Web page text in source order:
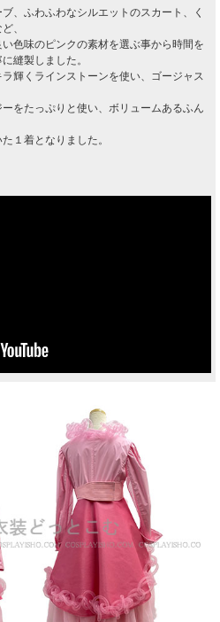
、ふわふわなシルエットのスカート、く
、
色味のピンクの素材を選ぶ事から時間を
縫製しました。
輝くラインストーンを使い、ゴージャス
をたっぷりと使い、ボリュームあるふん
１着となりました。